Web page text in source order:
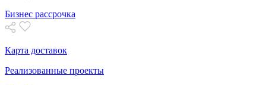
Бизнес рассрочка
Карта доставок
Реализованные проекты